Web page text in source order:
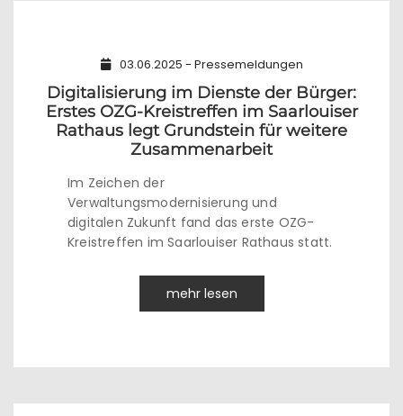
03.06.2025 - Pressemeldungen
Digitalisierung im Dienste der Bürger:
Erstes OZG-Kreistreffen im Saarlouiser
Rathaus legt Grundstein für weitere
Zusammenarbeit
Im Zeichen der
Verwaltungsmodernisierung und
digitalen Zukunft fand das erste OZG-
Kreistreffen im Saarlouiser Rathaus statt.
mehr lesen